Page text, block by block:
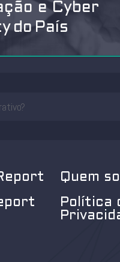
e Cyber
do País
Quem
Política